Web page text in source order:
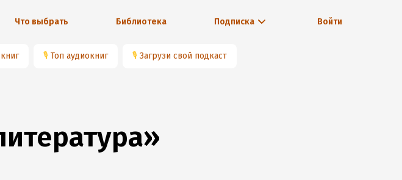
Что выбрать Библиотека Подписка Войти
🎙 Топ аудиокниг 🎙 Загрузи свой подкаст